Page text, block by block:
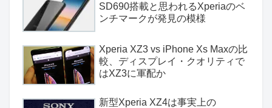
SD690搭載と思われるXperiaのベ
ンチマークが発見の模様
Xperia XZ3 vs iPhone Xs Maxの比
較、ディスプレイ・クオリティで
はXZ3に軍配か
新型Xperia XZ4は事実上の